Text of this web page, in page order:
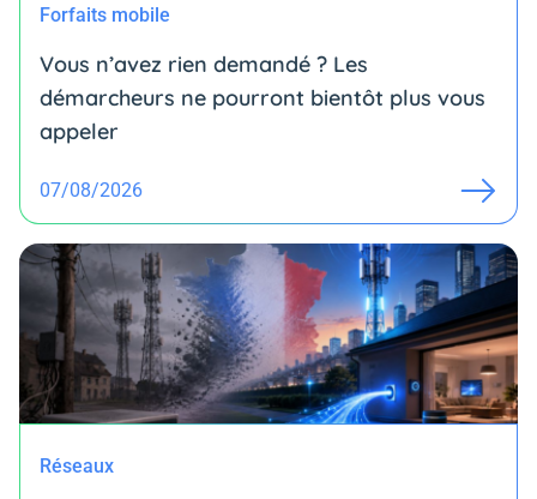
Forfaits mobile
Vous n’avez rien demandé ? Les
démarcheurs ne pourront bientôt plus vous
appeler
07/08/2026
Réseaux